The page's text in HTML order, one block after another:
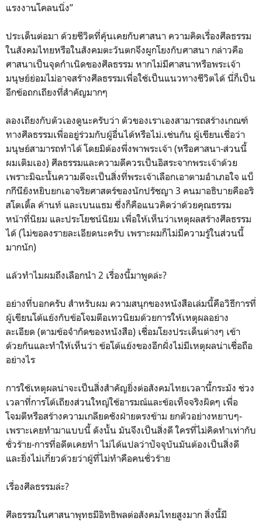
แรงงานโคลนนิ่ง”
ประเด็นต่อมา ด้วยชีวิตที่คุ้นเคยกับศาสนา ความคิดเรื่องศีลธรรม
ในสังคมไทยหรือในสังคมตะวันตกจึงผูกโยงกับศาสนา กล่าวคือ
ศาสนาเป็นจุดกำเนิดของศีลธรรม หากไม่มีศาสนาหรือพระเจ้า
มนุษย์ย่อมไม่อาจสร้างศีลธรรมเพื่อใช้เป็นแนวทางชีวิตได้ นี่ก็เป็น
อีกข้อถกเถียงที่สำคัญมากๆ
ลองเถียงกับตัวเองดูนะครับว่า ตัวของเราเองสามารถสร้างเกณฑ์
ทางศีลธรรมเพื่ออยู่ร่วมกับผู้อื่นได้หรือไม่.เช่นกัน ผู้เขียนเชื่อว่า
มนุษย์สามารถทำได้ โดยมิต้องพึ่งพาพระเจ้า (หรือศาสนา-ส่วนนี้
ผมเติมเอง) ศีลธรรมและความดีควรเป็นอิสระจากพระเจ้าด้วย
เพราะมิฉะนั้นความดีจะเป็นสิ่งที่พระเจ้าเลือกเอาตามอำเภอใจ แบ็
กกีนียังหยิบยกเอาจริยศาสตร์ของนักปรัชญา 3 คนมาอธิบายคืออริ
สโตเติ้ล ค้านท์ และเบนแธม ซึ่งก็คือแนวคิดว่าด้วยคุณธรรม
หน้าที่นิยม และประโยชน์นิยม เพื่อให้เห็นว่าเหตุผลสร้างศีลธรรม
ได้ (ไม่ขอลงรายละเอียดนะครับ เพราะผมก็ไม่มีความรู้ในส่วนนี้
มากนัก)
แล้วทำไมผมถึงเลือกนำ 2 เรื่องนี้มาพูดล่ะ?
อย่างที่บอกครับ สำหรับผม ความสนุกของหนังสือเล่มนี้คือวิธีการที่
ผู้เขียนโต้แย้งกับข้อโจมตีอเทวนิยมด้วยการให้เหตุผลอย่าง
ละเอียด (ตามข้อจำกัดของหนังสือ) เชื่อมโยงประเด็นต่างๆ เข้า
ด้วยกันและทำให้เห็นว่า ข้อโต้แย้งของอีกฝั่งไม่มีเหตุผลน่าเชื่อถือ
อย่างไร
การใช้เหตุผลน่าจะเป็นสิ่งสำคัญยิ่งต่อสังคมไทยเวลานี้กระมัง ช่วง
เวลาที่การโต้เถียงส่วนใหญ่ใช้อารมณ์และข้อเท็จจริงผิดๆ เพื่อ
โจมตีหรือสร้างความเกลียดชังฝ่ายตรงข้าม ยกตัวอย่างหยาบๆ-
เพราะเคยทำมาแบบนี้ ดังนั้น มันจึงเป็นสิ่งดี ใครที่ไม่คิดทำเท่ากับ
ชั่วร้าย-การที่อดีตเคยทำ ไม่ได้แปลว่าปัจจุบันมันต้องเป็นสิ่งดี
และยิ่งไม่เกี่ยวด้วยว่าผู้ที่ไม่ทำคือคนชั่วร้าย
เรื่องศีลธรรมล่ะ?
ศีลธรรมในศาสนาพุทธมีอิทธิพลต่อสังคมไทยสูงมาก สิ่งนี้มี